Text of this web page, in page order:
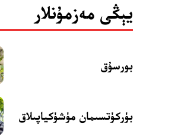
يېڭى مەزمۇنلار
بورسۇق
بۈركۈتسىمان مۈشۈكياپىلاق